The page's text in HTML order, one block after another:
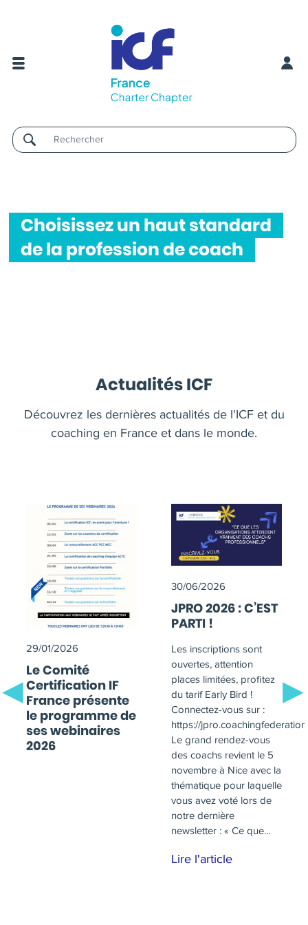
Username
Choisissez un haut standard
de la profession de coach
Actualités ICF
Découvrez les dernières actualités de l'ICF et du
coaching en France et dans le monde.
29/01/2026
Le Comité
Certification IF
France présente
le programme de
ses webinaires
2026
30/06/2026
JPRO 2026 : C’EST
PARTI !
Les inscriptions sont
ouvertes, attention
places limitées, profitez
du tarif Early Bird !
Connectez-vous sur :
https://
Le grand rendez-vous
des coachs revient le 5
novembre à Nice avec la
thématique pour laquelle
vous avez voté lors de
notre dernière
newsletter : « Ce que...
Lire l'article